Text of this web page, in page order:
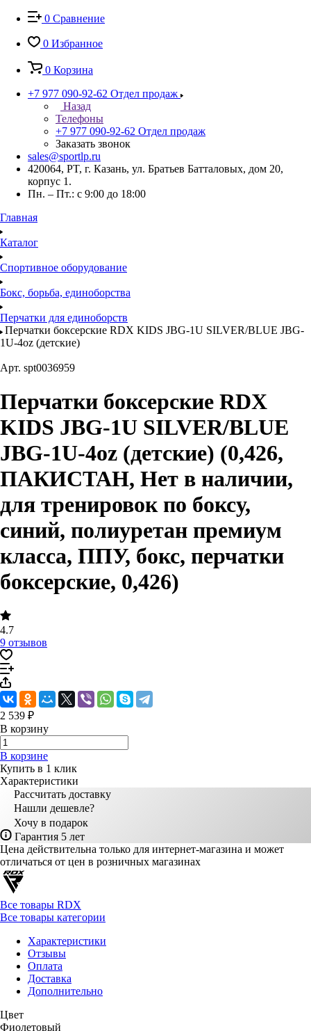
0 Сравнение
0 Избранное
0 Корзина
+7 977 090-92-62 Отдел продаж
Назад
Телефоны
+7 977 090-92-62 Отдел продаж
Заказать звонок
sales@sportlp.ru
420064, PT, г. Казань, ул. Братьев Батталовых, дом 20,
корпус 1.
Пн. – Пт.: с 9:00 до 18:00
Главная
Каталог
Спортивное оборудование
Бокс, борьба, единоборства
Перчатки для единоборств
Перчатки боксерские RDX KIDS JBG-1U SILVER/BLUE JBG-
1U-4oz (детские)
Арт. spt0036959
Перчатки боксерские RDX
KIDS JBG-1U SILVER/BLUE
JBG-1U-4oz (детские) (0,426,
ПАКИСТАН, Нет в наличии,
для тренировок по боксу,
синий, полиуретан премиум
класса, ППУ, бокс, перчатки
боксерские, 0,426)
4.7
9 отзывов
2 539 ₽
В корзину
В корзине
Купить в 1 клик
Характеристики
Рассчитать доставку
Нашли дешевле?
Хочу в подарок
Гарантия 5 лет
Цена действительна только для интернет-магазина и может
отличаться от цен в розничных магазинах
Все товары RDX
Все товары категории
Характеристики
Отзывы
Оплата
Доставка
Дополнительно
Цвет
Фиолетовый